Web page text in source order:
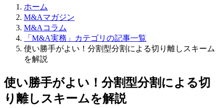
ホーム
M&Aマガジン
M&Aコラム
「M&A実務」カテゴリの記事一覧
使い勝手がよい！分割型分割による切り離しスキーム
を解説
使い勝手がよい！分割型分割による切
り離しスキームを解説